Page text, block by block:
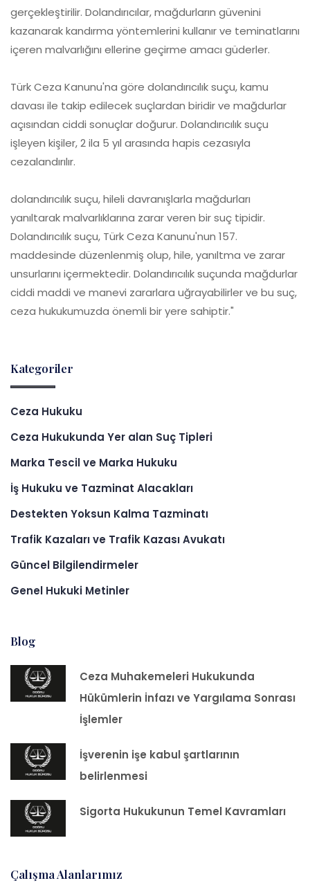
gerçekleştirilir. Dolandırıcılar, mağdurların güvenini
kazanarak kandırma yöntemlerini kullanır ve teminatlarını
içeren malvarlığını ellerine geçirme amacı güderler.
Türk Ceza Kanunu'na göre dolandırıcılık suçu, kamu
davası ile takip edilecek suçlardan biridir ve mağdurlar
açısından ciddi sonuçlar doğurur. Dolandırıcılık suçu
işleyen kişiler, 2 ila 5 yıl arasında hapis cezasıyla
cezalandırılır.
dolandırıcılık suçu, hileli davranışlarla mağdurları
yanıltarak malvarlıklarına zarar veren bir suç tipidir.
Dolandırıcılık suçu, Türk Ceza Kanunu'nun 157.
maddesinde düzenlenmiş olup, hile, yanıltma ve zarar
unsurlarını içermektedir. Dolandırıcılık suçunda mağdurlar
ciddi maddi ve manevi zararlara uğrayabilirler ve bu suç,
ceza hukukumuzda önemli bir yere sahiptir."
Kategoriler
Ceza Hukuku
Ceza Hukukunda Yer alan Suç Tipleri
Marka Tescil ve Marka Hukuku
İş Hukuku ve Tazminat Alacakları
Destekten Yoksun Kalma Tazminatı
Trafik Kazaları ve Trafik Kazası Avukatı
Güncel Bilgilendirmeler
Genel Hukuki Metinler
Blog
Ceza Muhakemeleri Hukukunda
Hükümlerin İnfazı ve Yargılama Sonrası
İşlemler
İşverenin işe kabul şartlarının
belirlenmesi
Sigorta Hukukunun Temel Kavramları
Çalışma Alanlarımız